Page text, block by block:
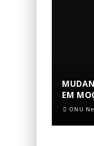
EM
ONU